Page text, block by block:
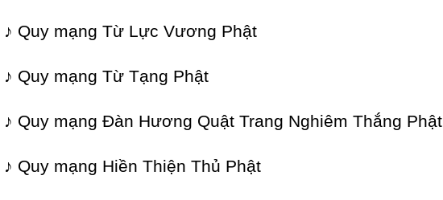
♪ Quy mạng Từ Lực Vương Phật
♪ Quy mạng Từ Tạng Phật
♪ Quy mạng Đàn Hương Quật Trang Nghiêm Thắng Phật
♪ Quy mạng Hiền Thiện Thủ Phật